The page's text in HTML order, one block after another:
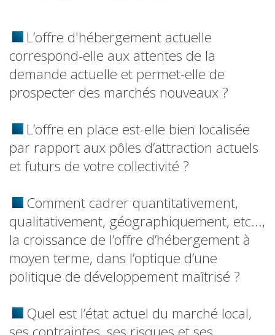
L’offre d'hébergement actuelle
correspond-elle aux attentes de la
demande actuelle et permet-elle de
prospecter des marchés nouveaux ?
L’offre en place est-elle bien localisée
par rapport aux pôles d’attraction actuels
et futurs de votre collectivité ?
Comment cadrer quantitativement,
qualitativement, géographiquement, etc...,
la croissance de l’offre d’hébergement à
moyen terme, dans l’optique d’une
politique de développement maîtrisé ?
Quel est l’état actuel du marché local,